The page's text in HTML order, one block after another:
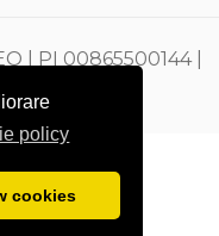
policy
cookies
| PI 00865500144 |